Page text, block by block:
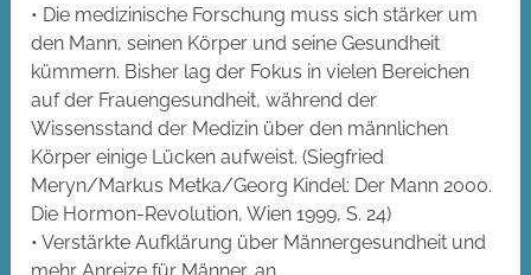
• Die medizinische Forschung muss sich stärker um
den Mann, seinen Körper und seine Gesundheit
kümmern. Bisher lag der Fokus in vielen Bereichen
auf der Frauengesundheit, während der
Wissensstand der Medizin über den männlichen
Körper einige Lücken aufweist. (Siegfried
Meryn/Markus Metka/Georg Kindel: Der Mann 2000.
Die Hormon-Revolution, Wien 1999, S. 24)
• Verstärkte Aufklärung über Männergesundheit und